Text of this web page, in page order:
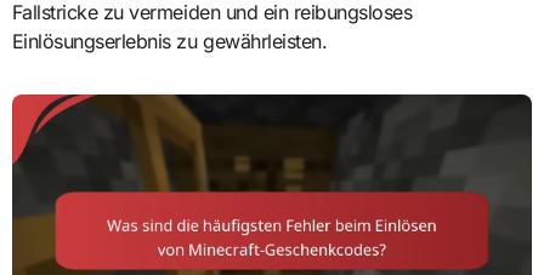
Fallstricke zu vermeiden und ein reibungsloses
Einlösungserlebnis zu gewährleisten.